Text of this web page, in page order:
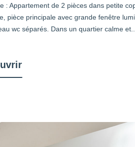
: Appartement de 2 pièces dans petite
pièce principale avec grande fenêtre
wc séparés. Dans un quartier calme et...